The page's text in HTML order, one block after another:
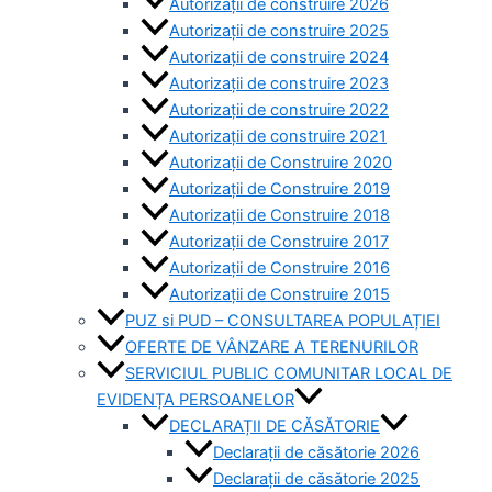
Autorizații de construire 2025
Autorizații de construire 2024
Autorizații de construire 2023
Autorizații de construire 2022
Autorizații de construire 2021
Autorizații de Construire 2020
Autorizații de Construire 2019
Autorizaţii de Construire 2018
Autorizaţii de Construire 2017
Autorizaţii de Construire 2016
Autorizaţii de Construire 2015
PUZ si PUD – CONSULTAREA POPULAȚIEI
OFERTE DE VÂNZARE A TERENURILOR
SERVICIUL PUBLIC COMUNITAR LOCAL DE
EVIDENȚA PERSOANELOR
DECLARAȚII DE CĂSĂTORIE
Declarații de căsătorie 2026
Declarații de căsătorie 2025